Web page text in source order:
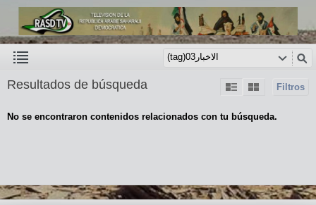
Filtros
Resultados de búsqueda
No se encontraron contenidos relacionados con tu búsqueda.